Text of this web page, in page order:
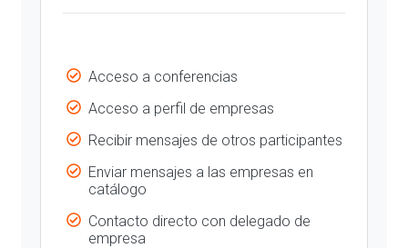
Acceso a conferencias
Acceso a perfil de empresas
Recibir mensajes de otros participantes
Enviar mensajes a las empresas en
catálogo
Contacto directo con delegado de
empresa